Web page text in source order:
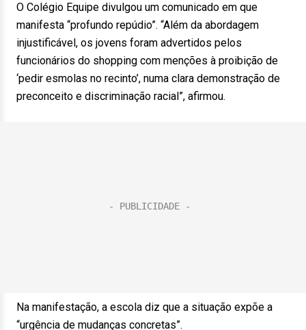
O Colégio Equipe divulgou um comunicado em que
manifesta “profundo repúdio”. “Além da abordagem
injustificável, os jovens foram advertidos pelos
funcionários do shopping com menções à proibição de
‘pedir esmolas no recinto’, numa clara demonstração de
preconceito e discriminação racial”, afirmou.
Na manifestação, a escola diz que a situação expõe a
“urgência de mudanças concretas”.